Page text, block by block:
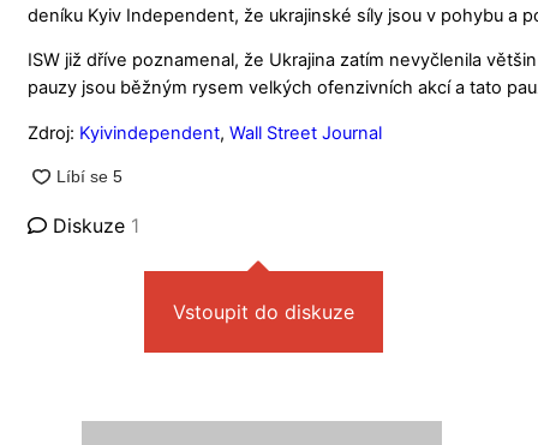
deníku Kyiv Independent, že ukrajinské síly jsou v pohybu a
ISW již dříve poznamenal, že Ukrajina zatím nevyčlenila
pauzy jsou běžným rysem velkých ofenzivních akcí a tato
Zdroj: Kyivindependent, Wall Street Journal
Diskuze 1
Vstoupit do diskuze